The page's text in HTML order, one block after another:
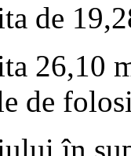
de
26,10
de